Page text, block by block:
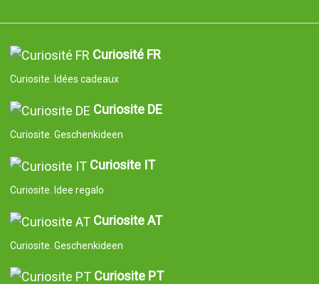
Curiosité FR
Curiosite. Idées cadeaux
Curiosite DE
Curiosite. Geschenkideen
Curiosite IT
Curiosite. Idee regalo
Curiosite AT
Curiosite. Geschenkideen
Curiosite PT